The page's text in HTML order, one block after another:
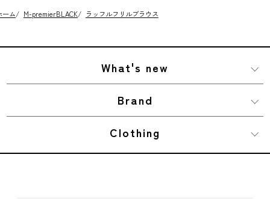
ーム/ M-premierBLACK/ ラッフルフリルブラウス
What's new
Brand
Clothing